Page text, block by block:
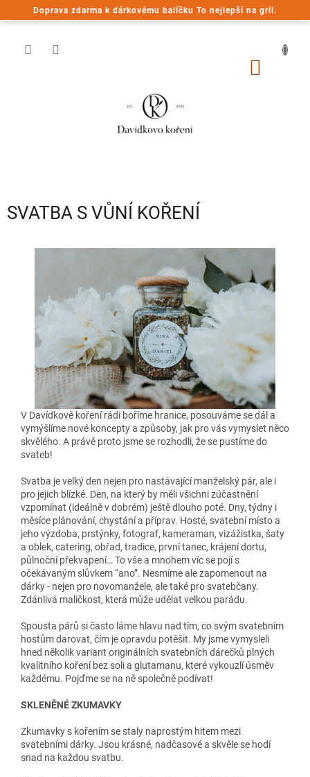
Doprava zdarma k dárkovému balíčku To nejlepší na gril.
na
SVATBA S VŮNÍ KOŘENÍ
V Davídkově koření rádi boříme hranice, posouváme se dál a
vymýšlíme nové koncepty a způsoby, jak pro vás vymyslet něco
skvělého. A právě proto jsme se rozhodli, že se pustíme do
svateb!
Svatba je velký den nejen pro nastávající manželský pár, ale i
pro jejich blízké. Den, na který by měli všichni zúčastnění
vzpomínat (ideálně v dobrém) ještě dlouho poté. Dny, týdny i
měsíce plánování, chystání a příprav. Hosté, svatební místo a
jeho výzdoba, prstýnky, fotograf, kameraman, vizážistka, šaty
a oblek, catering, obřad, tradice, první tanec, krájení dortu,
půlnoční překvapení… To vše a mnohem víc se pojí s
očekávaným slůvkem “ano”. Nesmíme ale zapomenout na
dárky - nejen pro novomanžele, ale také pro svatebčany.
Zdánlivá maličkost, která může udělat velkou parádu.
Spousta párů si často láme hlavu nad tím, co svým svatebním
hostům darovat, čím je opravdu potěšit. My jsme vymysleli
hned několik variant originálních svatebních dárečků plných
kvalitního koření bez soli a glutamanu, které vykouzlí úsměv
každému. Pojďme se na ně společně podívat!
SKLENĚNÉ ZKUMAVKY
Zkumavky s kořením se staly naprostým hitem mezi
svatebními dárky. Jsou krásné, nadčasové a skvěle se hodí
snad na každou svatbu.